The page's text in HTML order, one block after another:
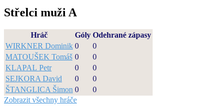
Střelci muži A
Hráč Góly Odehrané zápasy
WIRKNER Dominik 0
0
MATOUŠEK Tomáš 0
0
KLAPAL Petr
0
0
SEJKORA David
0
0
ŠTANGLICA Šimon 0
0
Zobrazit všechny hráče